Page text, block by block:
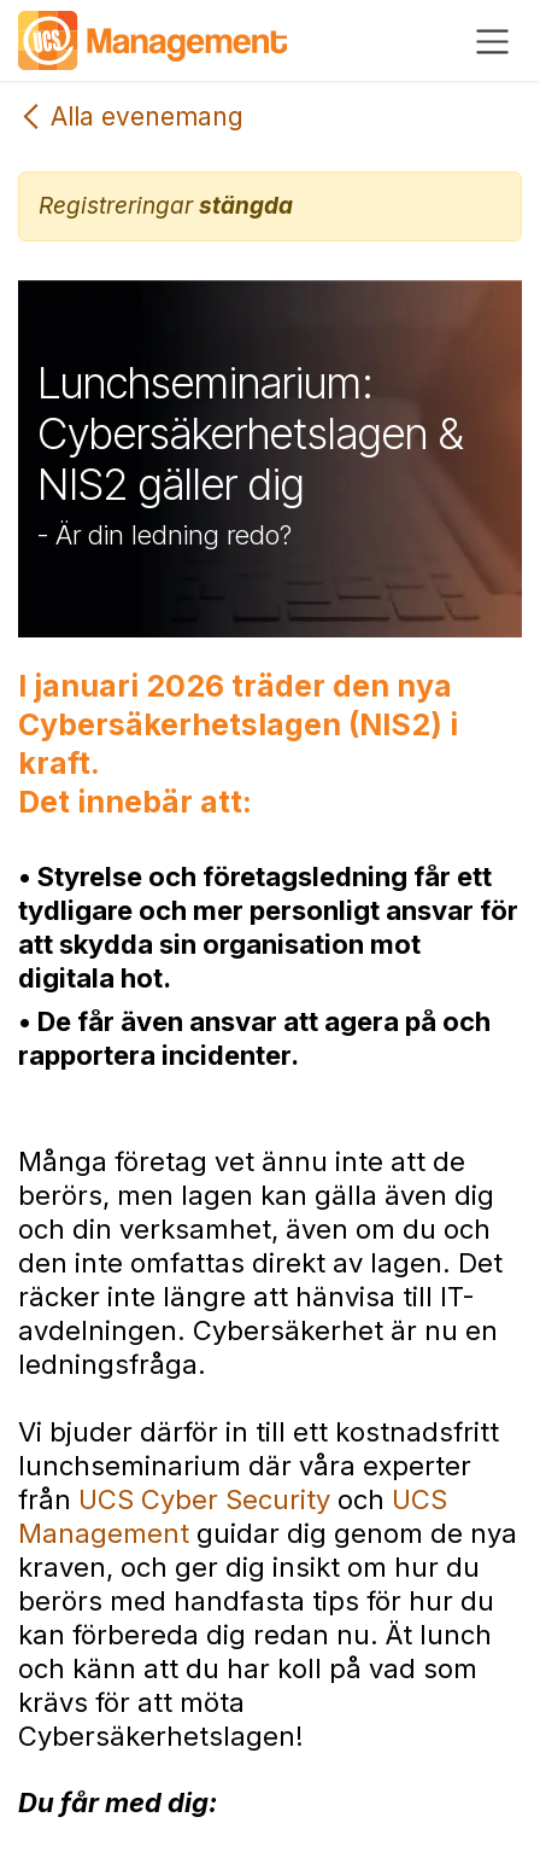
Hoppa till innehåll
Alla evenemang
Registreringarstängda
Lunchseminarium:
Cybersäkerhetslagen &
NIS2 gäller dig
- Är din ledning redo?
I januari 2026 träder den nya
Cybersäkerhetslagen (NIS2) i
kraft.
Det innebär att:
• Styrelse och företagsledning får ett
tydligare och mer personligt ansvar för
att skydda sin organisation mot
digitala hot.
• De får även ansvar att agera på och
rapportera incidenter.
Många företag vet ännu inte att de
berörs, men lagen kan gälla även dig
och din verksamhet, även om du och
den inte omfattas direkt av lagen. Det
räcker inte längre att hänvisa till IT-
avdelningen. Cybersäkerhet är nu en
ledningsfråga.
Vi bjuder därför in till ett kostnadsfritt
lunchseminarium där våra experter
från UCS Cyber Security och UCS
Management guidar dig genom de nya
kraven, och ger dig insikt om hur du
berörs med handfasta tips för hur du
kan förbereda dig redan nu. Ät lunch
och känn att du har koll på vad som
krävs för att möta
Cybersäkerhetslagen!
Du får med dig: